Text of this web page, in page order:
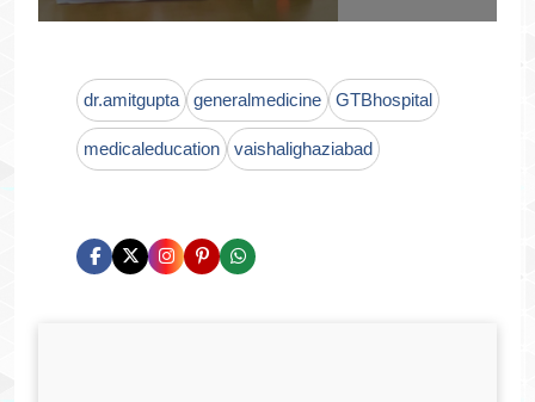
dr.amitgupta generalmedicine GTBhospital
medicaleducation vaishalighaziabad